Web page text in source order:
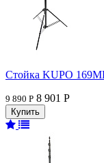
Стойка KUPO
9 890 Р 8 901 Р